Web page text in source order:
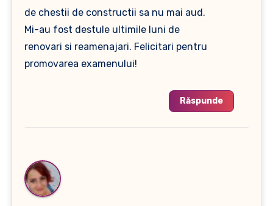
de chestii de constructii sa nu mai aud.
Mi-au fost destule ultimile luni de
renovari si reamenajari. Felicitari pentru
promovarea examenului!
Răspunde